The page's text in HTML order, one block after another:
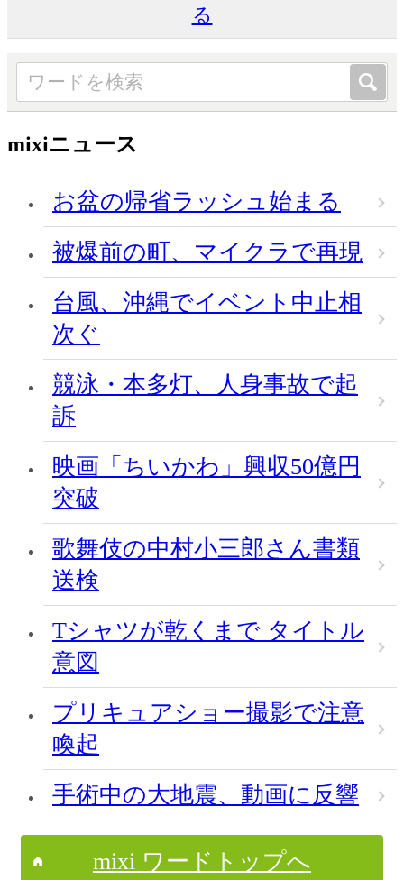
る
mixiニュース
お盆の帰省ラッシュ始まる
被爆前の町、マイクラで再現
台風、沖縄でイベント中止相
次ぐ
競泳・本多灯、人身事故で起
訴
映画「ちいかわ」興収50億円
突破
歌舞伎の中村小三郎さん書類
送検
Tシャツが乾くまで タイトル
意図
プリキュアショー撮影で注意
喚起
手術中の大地震、動画に反響
mixi ワードトップへ